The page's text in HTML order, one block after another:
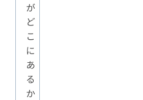
が
ど
こ
に
あ
る
か